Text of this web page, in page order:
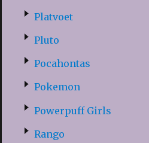
Platvoet
Pluto
Pocahontas
Pokemon
Powerpuff Girls
Rango